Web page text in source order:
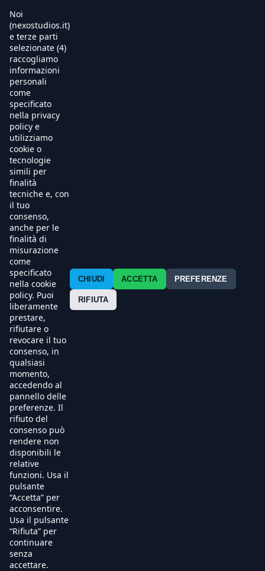
Contatti
Noi
(nexostudios.it)
e terze parti
selezionate (4)
raccogliamo
informazioni
personali
come
specificato
nella privacy
policy e
utilizziamo
cookie o
tecnologie
simili per
finalità
tecniche e, con
il tuo
consenso,
anche per le
finalità di
misurazione
come
specificato
nella cookie
policy. Puoi
liberamente
prestare,
rifiutare o
revocare il tuo
consenso, in
qualsiasi
momento,
accedendo al
pannello delle
preferenze. Il
rifiuto del
consenso può
rendere non
disponibili le
relative
funzioni. Usa il
pulsante
“Accetta” per
acconsentire.
Usa il pulsante
“Rifiuta” per
continuare
senza
accettare.
CHIUDI ACCETTA PREFERENZE
RIFIUTA